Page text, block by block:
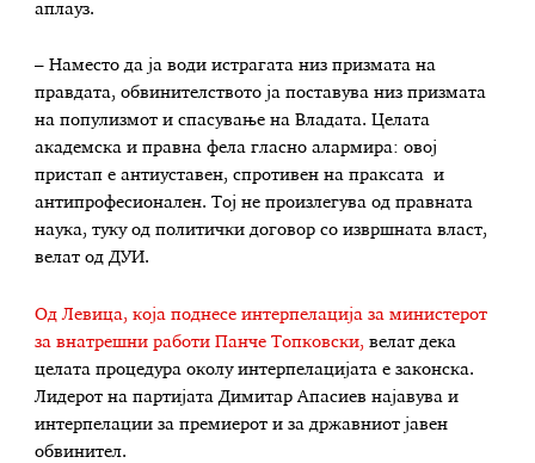
аплауз.
– Наместо да ја води истрагата низ призмата на
правдата, обвинителството ја поставува низ призмата
на популизмот и спасување на Владата. Целата
академска и правна фела гласно алармира: овој
пристап е антиуставен, спротивен на праксата и
антипрофесионален. Тој не произлегува од правната
наука, туку од политички договор со извршната власт,
велат од ДУИ.
Од Левица, која поднесе интерпелација за министерот
за внатрешни работи Панче Топковски,велат дека
целата процедура околу интерпелацијата е законска.
Лидерот на партијата Димитар Апасиев најавува и
интерпелации за премиерот и за државниот јавен
обвинител.